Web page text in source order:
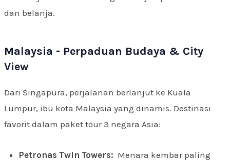
dan belanja.
Malaysia - Perpaduan Budaya & City
View
Dari Singapura, perjalanan berlanjut ke Kuala
Lumpur, ibu kota Malaysia yang dinamis. Destinasi
favorit dalam paket tour 3 negara Asia:
Petronas Twin Towers: Menara kembar paling